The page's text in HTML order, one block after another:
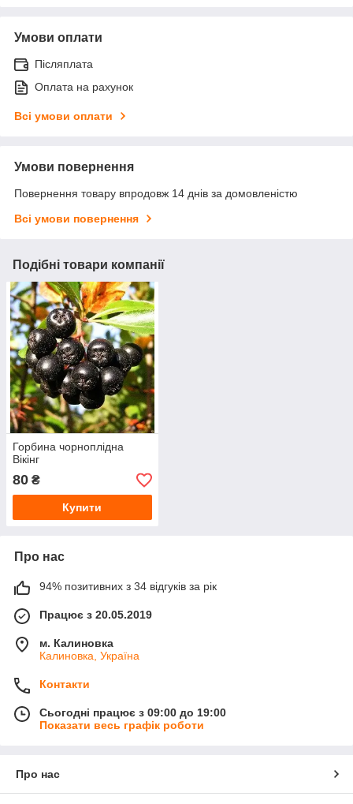
Умови оплати
Післяплата
Оплата на рахунок
Всі умови оплати
Умови повернення
Повернення товару впродовж 14 днів за домовленістю
Всі умови повернення
Подібні товари компанії
Горбина чорноплідна
Вікінг
80 ₴
Купити
Про нас
94% позитивних з 34 відгуків за рік
Працює з 20.05.2019
м. Калиновка
Калиновка, Україна
Контакти
Сьогодні працює з 09:00 до 19:00
Показати весь графік роботи
Про нас